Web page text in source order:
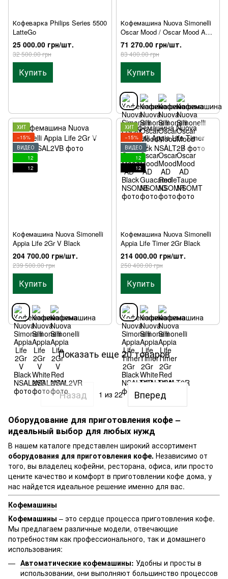
Кофеварка Philips Series 5500
LatteGo
25 000.00 грн/шт.
32 500.00 грн
Купить
Кофемашина Nuova Simonelli
Oscar Mood / Oscar Mood AD
Black
71 270.00 грн/шт.
83 400.00 грн
Купить
ХИТ
−15%
ВИДЕО
12
12
Кофемашина Nuova Simonelli
Appia Life 2Gr V Black
204 700.00 грн/шт.
239 500.00 грн
Купить
ХИТ
−15%
ВИДЕО
12
12
Кофемашина Nuova Simonelli
Appia Life Timer 2Gr Black
214 000.00 грн/шт.
250 400.00 грн
Купить
Показать еще 20 товаров
Назад 1 из 22 Вперед
Оборудование для приготовления кофе –
идеальный выбор для любых нужд
В нашем каталоге представлен широкий ассортимент
оборудования для приготовления кофе. Независимо от
того, вы владелец кофейни, ресторана, офиса, или просто
цените качество и комфорт в приготовлении кофе дома, у
нас найдется идеальное решение именно для вас.
Кофемашины
Кофемашины – это сердце процесса приготовления кофе.
Мы предлагаем различные модели, отвечающие
потребностям как профессионального, так и домашнего
использования:
Автоматические кофемашины: Удобны и просты в
использовании, они выполняют большинство процессов